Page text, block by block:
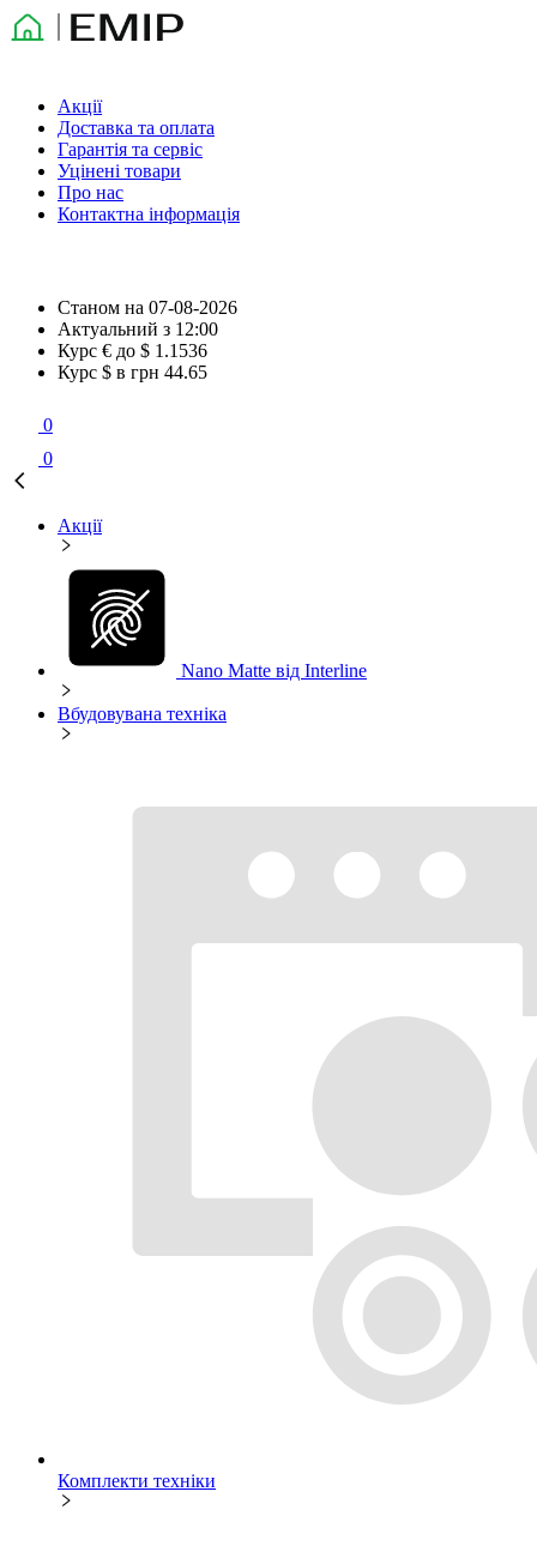
Акції
Доставка та оплата
Гарантія та сервіс
Уцінені товари
Про нас
Контактна інформація
Станом на 07-08-2026
Актуальний з 12:00
Курс € до $ 1.1536
Курс $ в грн 44.65
0
0
Акції
Nano Matte від Interline
Вбудовувана техніка
Комплекти техніки